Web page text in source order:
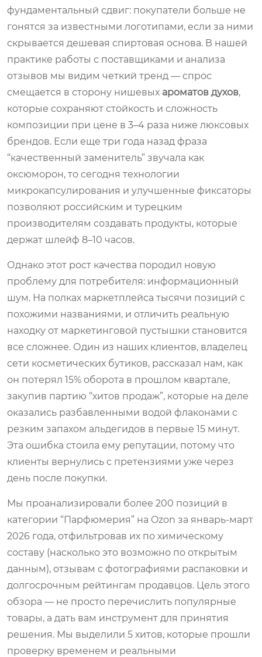
фундаментальный сдвиг: покупатели больше не
гонятся за известными логотипами, если за ними
скрывается дешевая спиртовая основа. В нашей
практике работы с поставщиками и анализа
отзывов мы видим четкий тренд — спрос
смещается в сторону нишевых ароматов духов,
которые сохраняют стойкость и сложность
композиции при цене в 3–4 раза ниже люксовых
брендов. Если еще три года назад фраза
“качественный заменитель” звучала как
оксюморон, то сегодня технологии
микрокапсулирования и улучшенные фиксаторы
позволяют российским и турецким
производителям создавать продукты, которые
держат шлейф 8–10 часов.
Однако этот рост качества породил новую
проблему для потребителя: информационный
шум. На полках маркетплейса тысячи позиций с
похожими названиями, и отличить реальную
находку от маркетинговой пустышки становится
все сложнее. Один из наших клиентов, владелец
сети косметических бутиков, рассказал нам, как
он потерял 15% оборота в прошлом квартале,
закупив партию “хитов продаж”, которые на деле
оказались разбавленными водой флаконами с
резким запахом альдегидов в первые 15 минут.
Эта ошибка стоила ему репутации, потому что
клиенты вернулись с претензиями уже через
день после покупки.
Мы проанализировали более 200 позиций в
категории “Парфюмерия” на Ozon за январь-март
2026 года, отфильтровав их по химическому
составу (насколько это возможно по открытым
данным), отзывам с фотографиями распаковки и
долгосрочным рейтингам продавцов. Цель этого
обзора — не просто перечислить популярные
товары, а дать вам инструмент для принятия
решения. Мы выделили 5 хитов, которые прошли
проверку временем и реальными